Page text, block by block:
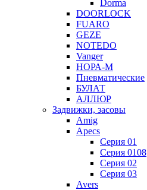
Dorma
DOORLOCK
FUARO
GEZE
NOTEDO
Vanger
НОРА-М
Пневматические
БУЛАТ
АЛЛЮР
Задвижки, засовы
Amig
Apecs
Серия 01
Серия 0108
Серия 02
Серия 03
Avers